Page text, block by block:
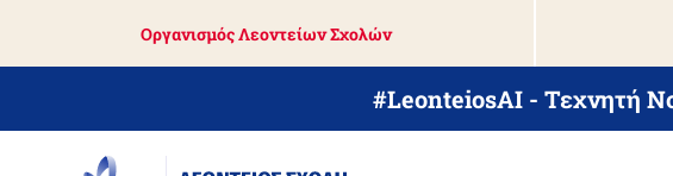
main
Οργανισμός Λεοντείων Σχολών
#LeonteiosAI - Τεχνητή